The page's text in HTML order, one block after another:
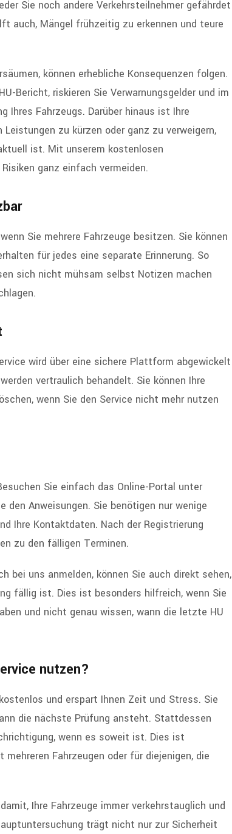
Sie noch andere Verkehrsteilnehmer gefährdet
auch, Mängel frühzeitig zu erkennen und teure
können erhebliche Konsequenzen folgen.
Bericht, riskieren Sie Verwarnungsgelder und im
Ihres Fahrzeugs. Darüber hinaus ist Ihre
zu kürzen oder ganz zu verweigern,
ist. Mit unserem kostenlosen
ganz einfach vermeiden.
Sie mehrere Fahrzeuge besitzen. Sie können
für jedes eine separate Erinnerung. So
sich nicht mühsam selbst Notizen machen
wird über eine sichere Plattform abgewickelt
vertraulich behandelt. Sie können Ihre
wenn Sie den Service nicht mehr nutzen
Sie einfach das Online-Portal unter
den Anweisungen. Sie benötigen nur wenige
Ihre Kontaktdaten. Nach der Registrierung
zu den fälligen Terminen.
bei uns anmelden, können Sie auch direkt sehen,
fällig ist. Dies ist besonders hilfreich, wenn Sie
und nicht genau wissen, wann die letzte HU
nutzen?
und erspart Ihnen Zeit und Stress. Sie
die nächste Prüfung ansteht. Stattdessen
wenn es soweit ist. Dies ist
Fahrzeugen oder für diejenigen, die
Ihre Fahrzeuge immer verkehrstauglich und
trägt nicht nur zur Sicherheit